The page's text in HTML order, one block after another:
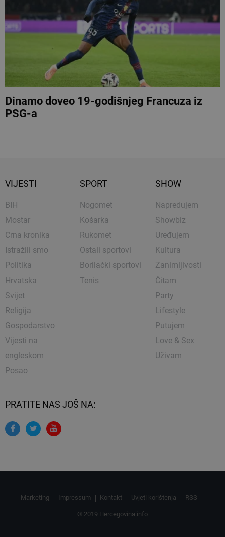
Dinamo doveo 19-godišnjeg Francuza iz
PSG-a
VIJESTI
BIH
Mostar
Crna kronika
Istražili smo
Politika
Hrvatska
Svijet
Religija
Gospodarstvo
Vijesti na
engleskom
Posao
SPORT
Nogomet
Košarka
Rukomet
Ostali sportovi
Borilački sportovi
Tenis
SHOW
Napredujem
Showbiz
Uređujem
Kultura
Zanimljivosti
Čitam
Party
Lifestyle
Putujem
Love & Sex
Uživam
PRATITE NAS JOŠ NA:
Marketing Impressum Kontakt Uvjeti korištenja RSS
© 2019 Hercegovina.info